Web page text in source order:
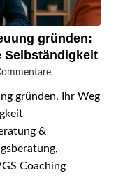
gründen:
Selbständigkeit
gründen. Ihr Weg
&
Coaching